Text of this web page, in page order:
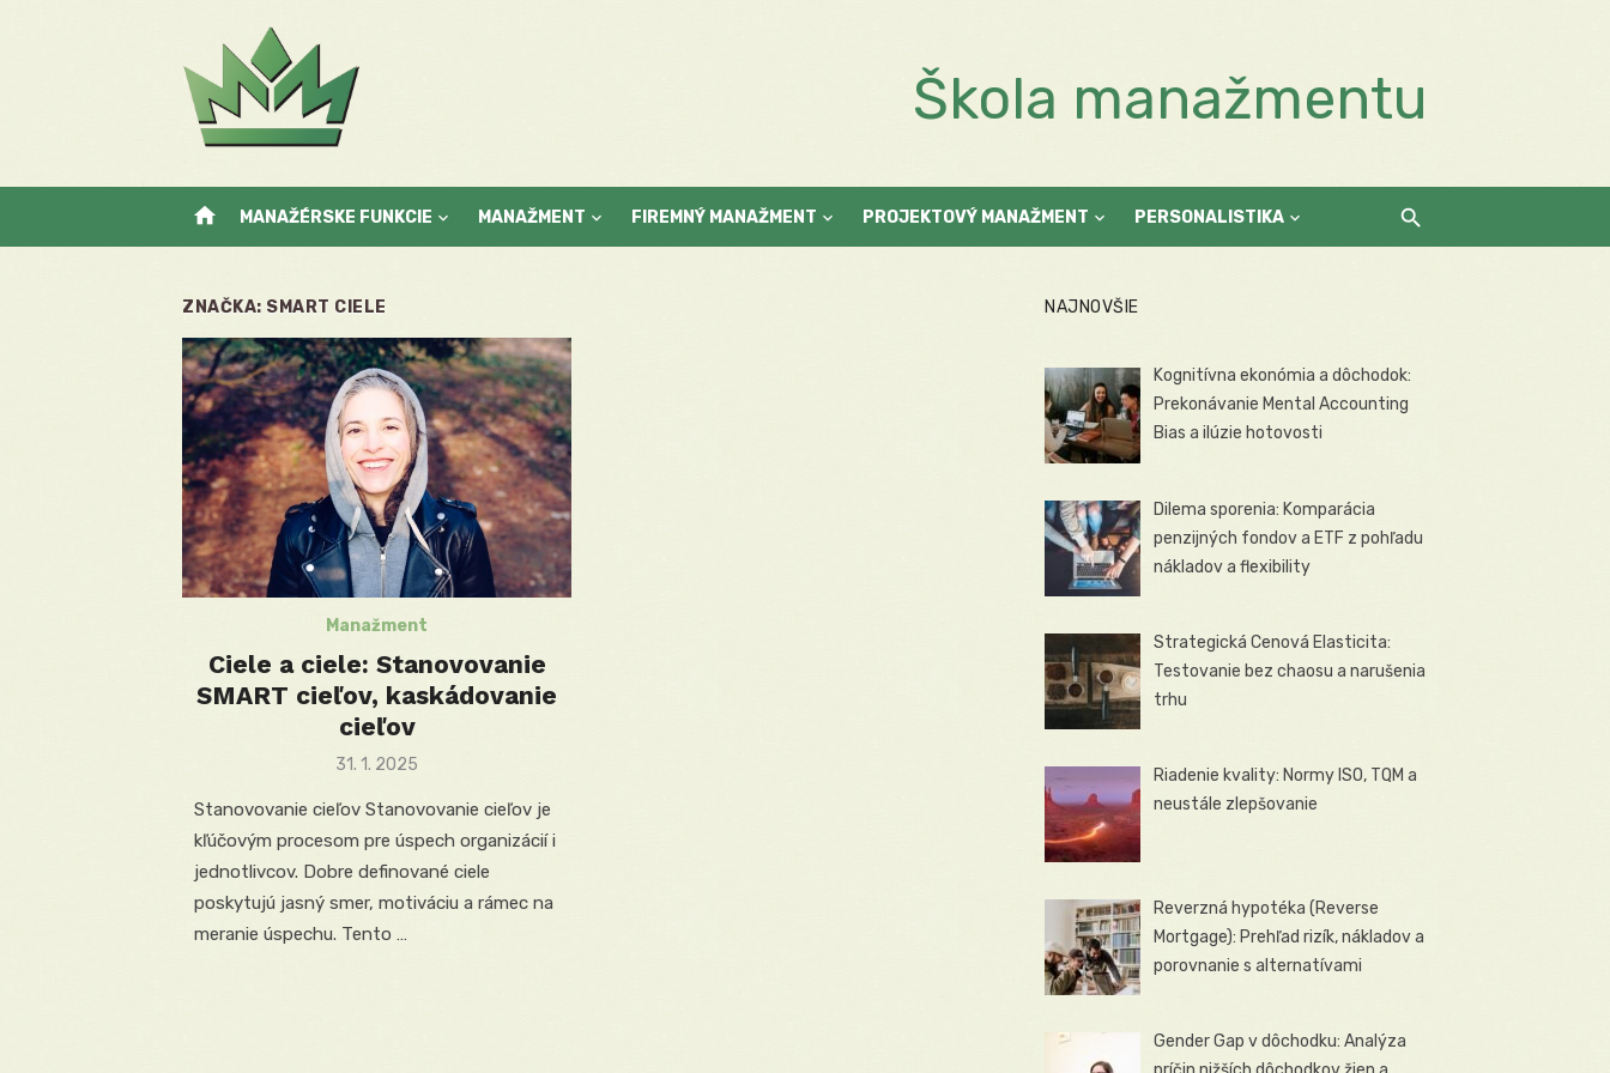
Škola manažmentu
home MANAŽÉRSKE FUNKCIE MANAŽMENT FIREMNÝ MANAŽMENT PROJEKTOVÝ MANAŽMENT PERSONALISTIKA
ZNAČKA: SMART CIELE
Manažment
Ciele a ciele: Stanovovanie
SMART cieľov, kaskádovanie
cieľov
Posted
31. 1. 2025
Stanovovanie cieľov Stanovovanie cieľov je
kľúčovým procesom pre úspech organizácií i
jednotlivcov. Dobre definované ciele
poskytujú jasný smer, motiváciu a rámec na
meranie úspechu. Tento …
NAJNOVŠIE
Kognitívna ekonómia a dôchodok:
Prekonávanie Mental Accounting
Bias a ilúzie hotovosti
Dilema sporenia: Komparácia
penzijných fondov a ETF z pohľadu
nákladov a flexibility
Strategická Cenová Elasticita:
Testovanie bez chaosu a narušenia
trhu
Riadenie kvality: Normy ISO, TQM a
neustále zlepšovanie
Reverzná hypotéka (Reverse
Mortgage): Prehľad rizík, nákladov a
porovnanie s alternatívami
Gender Gap v dôchodku: Analýza